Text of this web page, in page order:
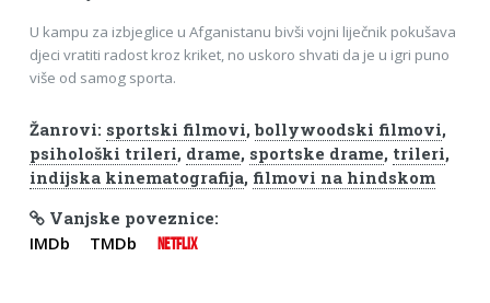
U kampu za izbjeglice u Afganistanu bivši vojni liječnik pokušava
djeci vratiti radost kroz kriket, no uskoro shvati da je u igri puno
više od samog sporta.
Žanrovi: sportski filmovi, bollywoodski filmovi,
psihološki trileri, drame, sportske drame, trileri,
indijska kinematografija, filmovi na hindskom
Vanjske poveznice:
IMDb TMDb NETFLIX